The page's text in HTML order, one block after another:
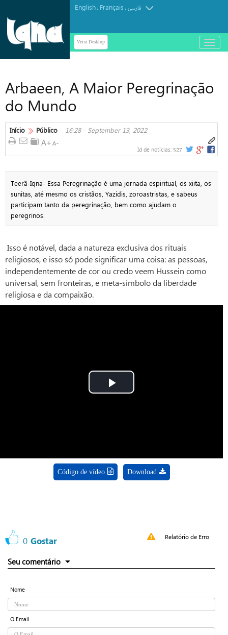
English. Français.فارسی
Versi Desktop
باز
و
منو
Arbaeen, A Maior Peregrinação
do Mundo
Início Público 16:28 - September 13, 2022
Id de notícias: 527
Teerã-Iqna- Essa Peregrinação é uma jornada espiritual, os xiita, os
sunitas, até mesmo os cristãos, Yazidis, zoroastristas, e sabeus
participam tanto da peregrinação, bem como ajudam o
peregrinos.
Isso é notável, dada a natureza exclusiva dos rituais
religiosos, e isso só pode significar uma coisa: as pessoas,
independentemente de cor ou credo veem Hussein como
universal, sem fronteiras, e meta-símbolo da liberdade
religiosa e da compaixão.
Play
Código de vídeo Download
0 Gostar Relatório de Erro
Seu comentário
Nome
O Email